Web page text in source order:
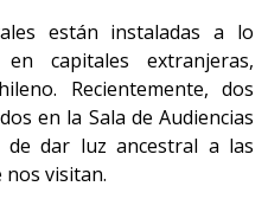
están instaladas a lo
capitales extranjeras,
Recientemente, dos
en la Sala de Audiencias
dar luz ancestral a las
visitan.